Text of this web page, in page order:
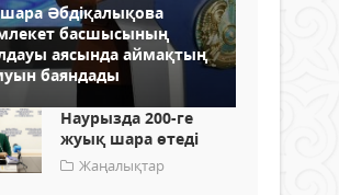
Әбдіқалықова
басшысының
аясында аймақтың
баяндады
Наурызда 200-ге
жуық шара өтеді
Жаңалықтар